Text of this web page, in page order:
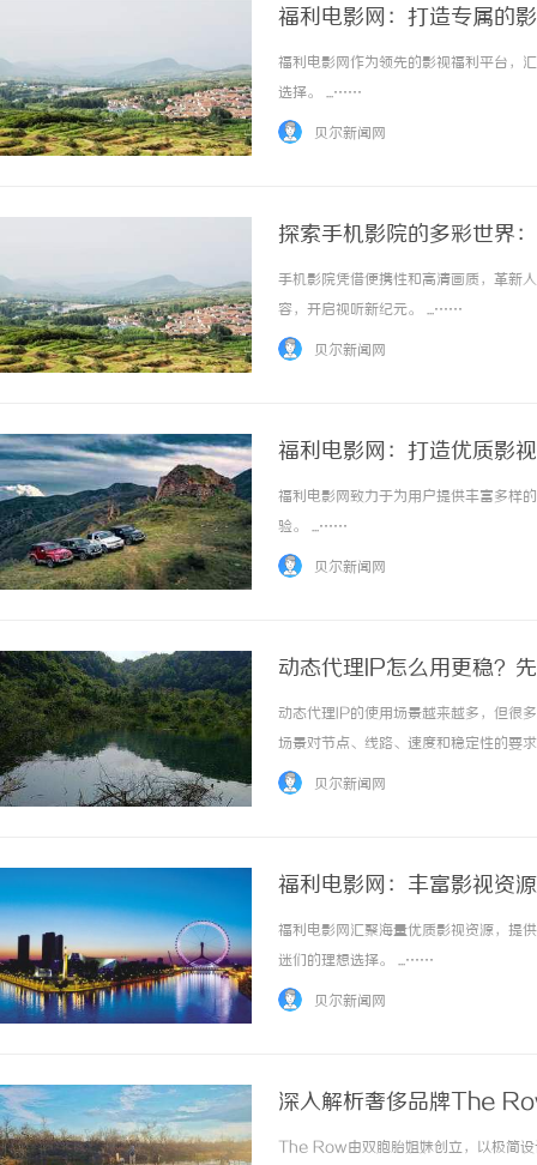
福利电影网：打造专属的
福利电影网作为领先的影视福利平台，
选择。 ...……
贝尔新闻网
探索手机影院的多彩世界
手机影院凭借便携性和高清画质，革新
容，开启视听新纪元。 ...……
贝尔新闻网
福利电影网：打造优质影
福利电影网致力于为用户提供丰富多样
验。 ...……
贝尔新闻网
动态代理IP怎么用更稳？
动态代理IP的使用场景越来越多，但很
场景对节点、线路、速度和稳定性的要
即可；如果业务涉及海外公开页面访问
贝尔新闻网
福利电影网：丰富影视资
福利电影网汇聚海量优质影视资源，提
迷们的理想选择。 ...……
贝尔新闻网
深入解析奢侈品牌The
The Row由双胞胎姐妹创立，以极简设
耐磨改性颗粒：提升工程材料性能
秘密武器
揭秘！专业充电桩项目
哪些行业秘诀？